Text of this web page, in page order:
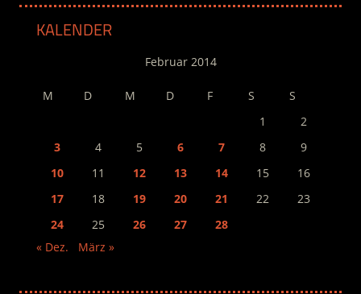
KALENDER
Februar 2014
M D M D F S
S
1
2
3
4 5 6 7 8
9
10
11 12 13 14 15
16
17
18 19 20 21 22
23
24
25 26 27
28
« Dez.
März »